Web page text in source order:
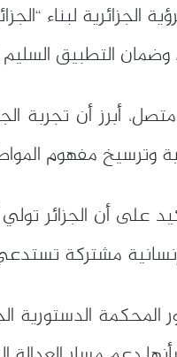
الجزائرية
وضمان التطبيق
وترسيخ مفهوم
على أن الجزائر
مشتركة تستدعي
المحكمة الدستورية